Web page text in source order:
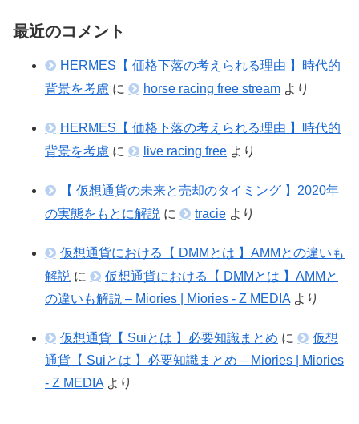
最近のコメント
HERMES【 価格下落の考えられる理由 】時代的
背景を考慮 に horse racing free stream より
HERMES【 価格下落の考えられる理由 】時代的
背景を考慮 に live racing free より
【 仮想通貨の未来と売却のタイミング 】2020年
の実態をもとに解説 に tracie より
仮想通貨における【 DMMとは 】AMMとの違いも
解説 に
仮想通貨における【 DMMとは 】AMMと
の違いも解説 – Miories | Miories - Z MEDIA より
仮想通貨【 Suiとは 】必要知識まとめ に
仮想
通貨【 Suiとは 】必要知識まとめ – Miories | Miories
- Z MEDIA より